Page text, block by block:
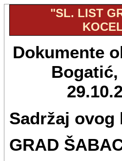
"SL. LIST
Dokumente
Sadržaj ovog
GRAD